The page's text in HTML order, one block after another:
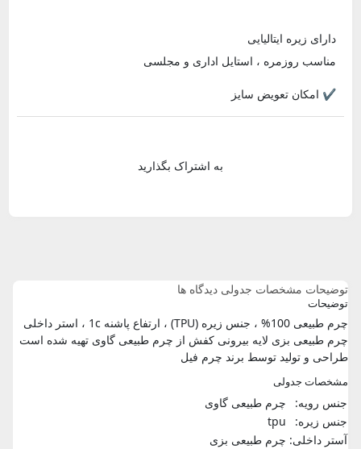
دارای زیره ایتالیایی
مناسب روزمره ، استایل اداری و مجلسی
✔️ امکان تعویض سایز
به اشتراک بگذارید
توضیحات مشخصات جدولی دیدگاه ها
توضیحات
چرم طبیعی 100% ، جنس زیره (TPU) ، ارتفاع پاشنه 1c ، استر داخلی
چرم طبیعی بزی لایه بیرونی کفش از چرم طبیعی گاوی تهیه شده است
طراحی و تولید توسط برند چرم فیل
مشخصات جدولی
جنس رویه:
چرم طبیعی گاوی
جنس زیره:
tpu
آستر داخلی: چرم طبیعی بزی